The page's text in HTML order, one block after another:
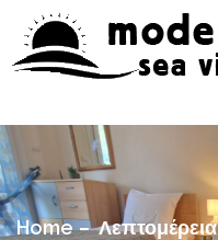
Home Λεπτομέρεια